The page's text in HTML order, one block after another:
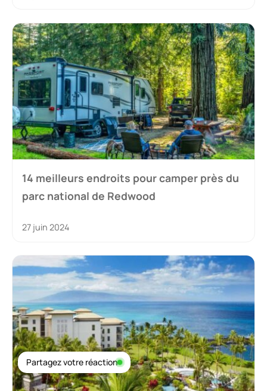
14 meilleurs endroits pour camper près du
parc national de Redwood
27 juin 2024
Partagez votre réaction